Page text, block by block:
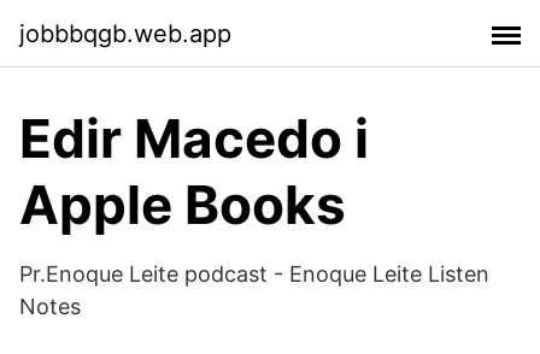
jobbbqgb.web.app
‎Edir Macedo i
Apple Books
Pr.Enoque Leite podcast - Enoque Leite Listen
Notes